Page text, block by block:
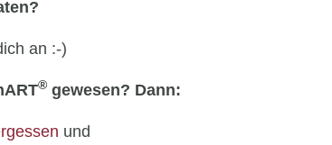
an :-)
® gewesen? Dann:
und